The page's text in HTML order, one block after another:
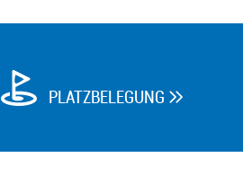
PLATZBELEGUNG 